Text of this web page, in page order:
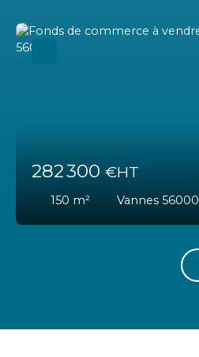
282 300 €HT
150 m² Vannes 56000